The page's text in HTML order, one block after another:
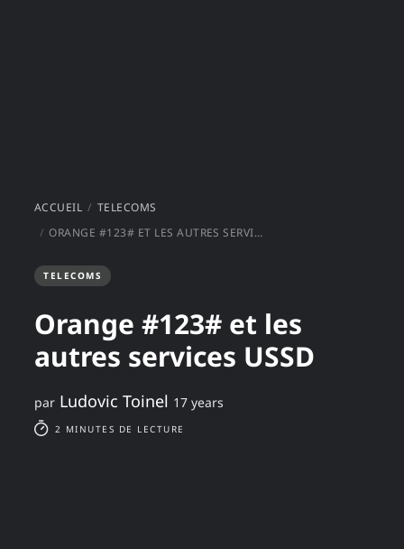
ACCUEIL
TELECOMS
ORANGE #123# ET LES AUTRES SERVICES USSD
TELECOMS
Orange #123# et les
autres services USSD
par Ludovic Toinel 17 years
2 MINUTES DE LECTURE